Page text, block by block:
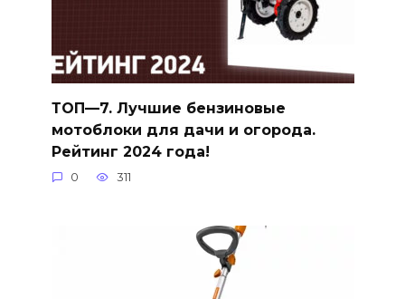
ТОП—7. Лучшие бензиновые
мотоблоки для дачи и огорода.
Рейтинг 2024 года!
0 311